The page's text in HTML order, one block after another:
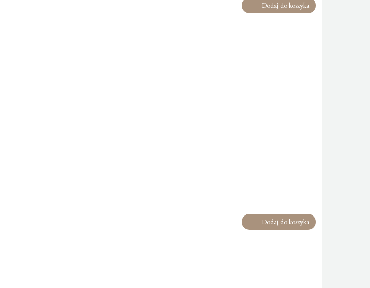
Dodaj do koszyka
Dodaj do koszyka